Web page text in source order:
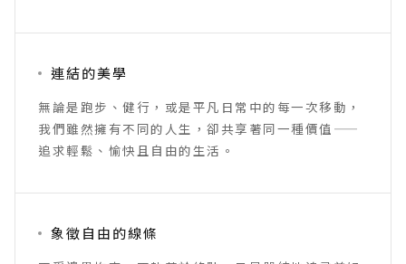
連結的美學
無論是跑步、健行，或是平凡日常中的每一次移動，
我們雖然擁有不同的人生，卻共享著同一種價值——
追求輕鬆、愉快且自由的生活。
象徵自由的線條